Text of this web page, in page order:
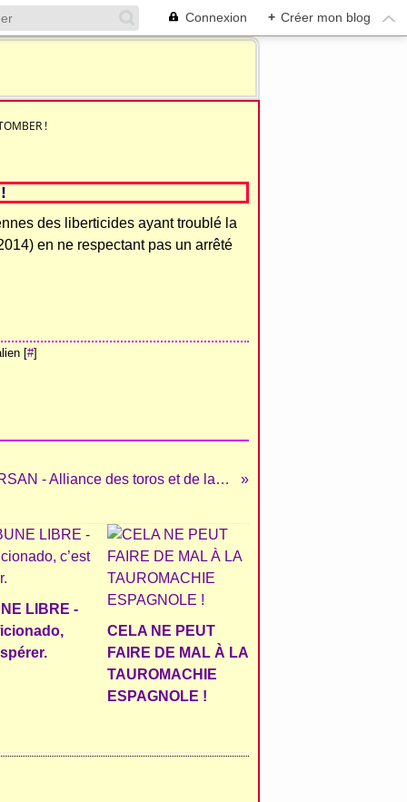
Connexion + Créer mon blog
!
des liberticides ayant troublé la
en ne respectant pas un arrêté
[#]
MONT de MARSAN - Alliance des toros et de la recherche
LIBRE -
CELA NE PEUT
FAIRE DE MAL À LA
TAUROMACHIE
ESPAGNOLE !